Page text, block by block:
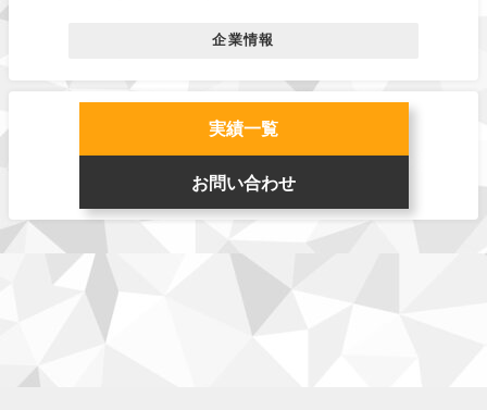
企業情報
実績一覧
お問い合わせ